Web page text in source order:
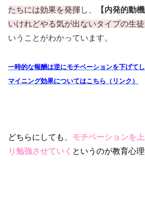
たちには効果を発揮 し、 【内発的動機
いけれどやる気が出ないタイプの生
いうことがわかっています。
一時的な報酬は逆にモチベーションを下げて
マイニング効果についてはこちら（リンク）
どちらにしても、 モチベーションを
り勉強させていく というのが教育心理